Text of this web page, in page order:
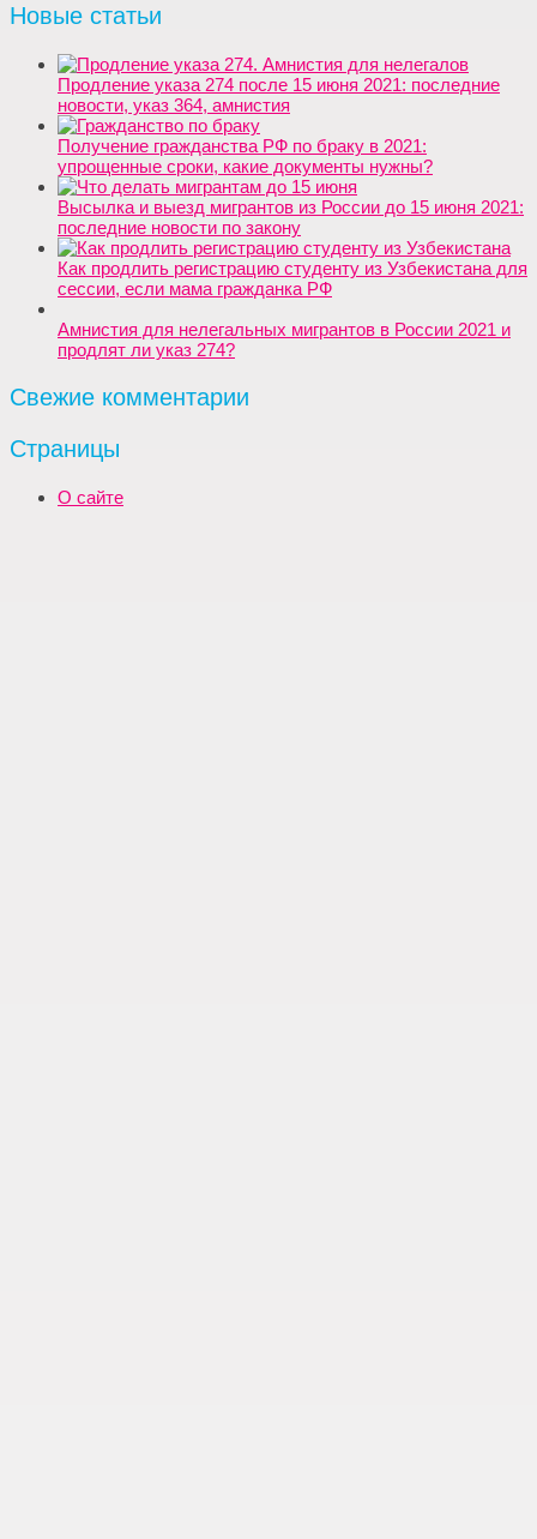
Новые статьи
Продление указа 274 после 15 июня 2021: последние
новости, указ 364, амнистия
Получение гражданства РФ по браку в 2021:
упрощенные сроки, какие документы нужны?
Высылка и выезд мигрантов из России до 15 июня 2021:
последние новости по закону
Как продлить регистрацию студенту из Узбекистана для
сессии, если мама гражданка РФ
Амнистия для нелегальных мигрантов в России 2021 и
продлят ли указ 274?
Свежие комментарии
Страницы
О сайте